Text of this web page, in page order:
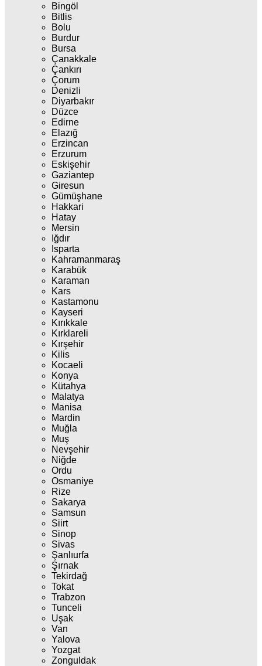
Bingöl
Bitlis
Bolu
Burdur
Bursa
Çanakkale
Çankırı
Çorum
Denizli
Diyarbakır
Düzce
Edirne
Elazığ
Erzincan
Erzurum
Eskişehir
Gaziantep
Giresun
Gümüşhane
Hakkari
Hatay
Mersin
Iğdır
Isparta
Kahramanmaraş
Karabük
Karaman
Kars
Kastamonu
Kayseri
Kırıkkale
Kırklareli
Kırşehir
Kilis
Kocaeli
Konya
Kütahya
Malatya
Manisa
Mardin
Muğla
Muş
Nevşehir
Niğde
Ordu
Osmaniye
Rize
Sakarya
Samsun
Siirt
Sinop
Sivas
Şanlıurfa
Şırnak
Tekirdağ
Tokat
Trabzon
Tunceli
Uşak
Van
Yalova
Yozgat
Zonguldak